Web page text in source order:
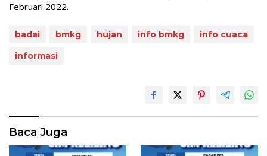
Februari 2022.
badai bmkg hujan info bmkg
info cuaca
informasi
Baca Juga